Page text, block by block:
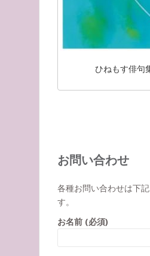
ひねもす俳句
お問い合わせ
各種お問い合わせは下
す。
お名前 (必須)